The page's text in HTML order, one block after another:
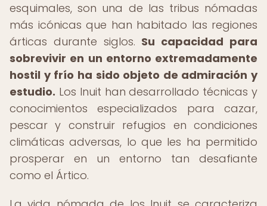
esquimales, son una de las tribus nómadas
más icónicas que han habitado las regiones
árticas durante siglos. Su capacidad para
sobrevivir en un entorno extremadamente
hostil y frío ha sido objeto de admiración y
estudio. Los Inuit han desarrollado técnicas y
conocimientos especializados para cazar,
pescar y construir refugios en condiciones
climáticas adversas, lo que les ha permitido
prosperar en un entorno tan desafiante
como el Ártico.